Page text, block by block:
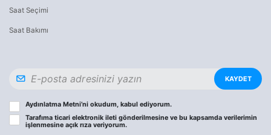
Saat Seçimi
Saat Bakımı
KAYDET
Aydınlatma Metni’ni okudum, kabul ediyorum.
Tarafıma ticari elektronik ileti gönderilmesine ve bu kapsamda verilerimin
işlenmesine açık rıza veriyorum.